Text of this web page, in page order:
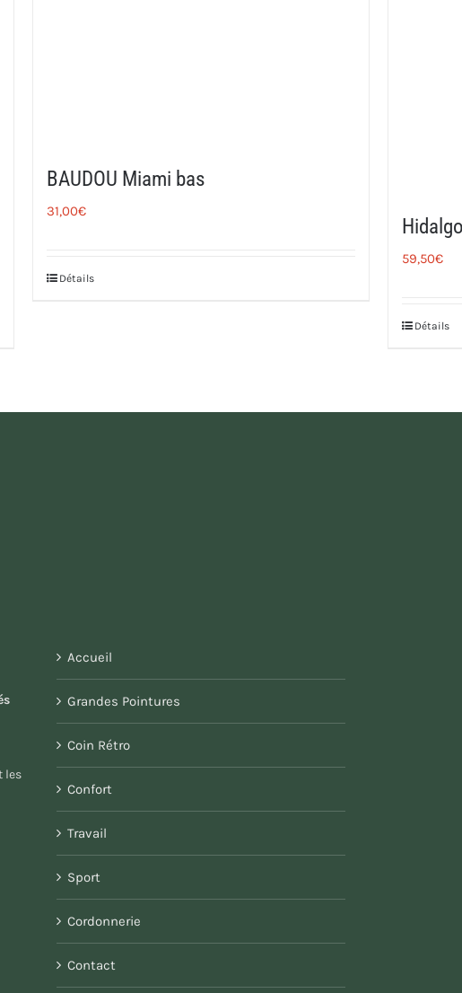
BAUDOU Miami bas
31,00€
Détails
59,50€
Détails
les
Accueil
Grandes Pointures
Coin Rétro
Confort
Travail
Sport
Cordonnerie
Contact